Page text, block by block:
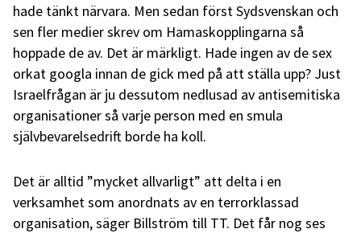
hade tänkt närvara. Men sedan först Sydsvenskan och
sen fler medier skrev om Hamaskopplingarna så
hoppade de av. Det är märkligt. Hade ingen av de sex
orkat googla innan de gick med på att ställa upp? Just
Israelfrågan är ju dessutom nedlusad av antisemitiska
organisationer så varje person med en smula
självbevarelsedrift borde ha koll.
Det är alltid ”mycket allvarligt” att delta i en
verksamhet som anordnats av en terrorklassad
organisation, säger Billström till TT. Det får nog ses